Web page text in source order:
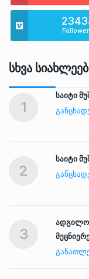
Სხვა
1
საიტი
2
საიტი
3